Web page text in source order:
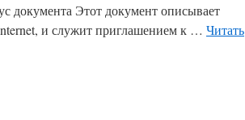
документа Этот документ описывает
и служит приглашением к … Читать